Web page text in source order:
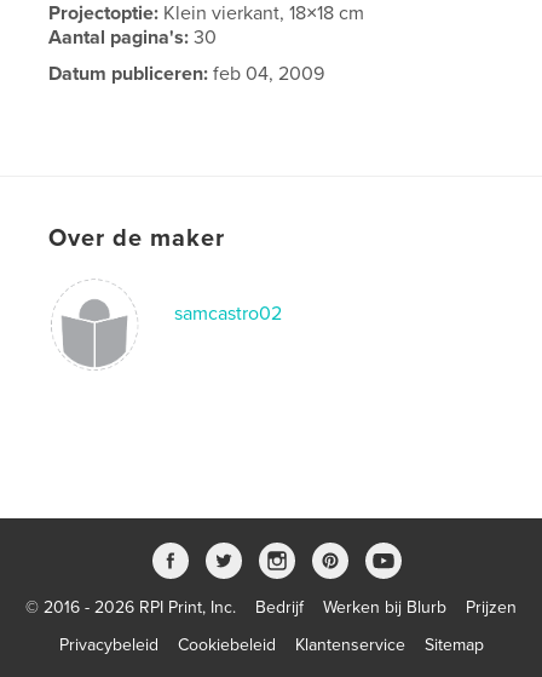
Projectoptie: Klein vierkant, 18×18 cm
Aantal pagina's:30
Datum publiceren: feb 04, 2009
Over de maker
samcastro02
© 2016 - 2026 RPI Print, Inc. Bedrijf Werken bij Blurb
Prijzen
Privacybeleid
Cookiebeleid Klantenservice Sitemap